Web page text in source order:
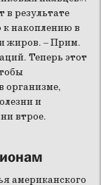
в результате
накоплению в
жиров. – Прим.
Теперь этот
организме,
и
втрое.
американского